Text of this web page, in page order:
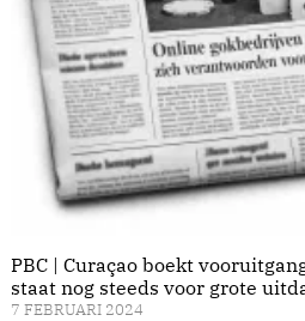
PBC | Curaçao boekt
staat nog steeds voor grote
7 FEBRUARI 2024